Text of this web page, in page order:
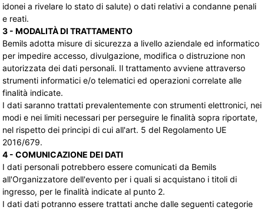
idonei a rivelare lo stato di salute) o dati relativi a condanne penali
e reati.
3 - MODALITÀ DI TRATTAMENTO
Bemils adotta misure di sicurezza a livello aziendale ed informatico
per impedire accesso, divulgazione, modifica o distruzione non
autorizzata dei dati personali. Il trattamento avviene attraverso
strumenti informatici e/o telematici ed operazioni correlate alle
finalità indicate.
I dati saranno trattati prevalentemente con strumenti elettronici, nei
modi e nei limiti necessari per perseguire le finalità sopra riportate,
nel rispetto dei principi di cui all'art. 5 del Regolamento UE
2016/679.
4 - COMUNICAZIONE DEI DATI
I dati personali potrebbero essere comunicati da Bemils
all'Organizzatore dell'evento per i quali si acquistano i titoli di
ingresso, per le finalità indicate al punto 2.
I dati dati potranno essere trattati anche dalle seguenti categorie